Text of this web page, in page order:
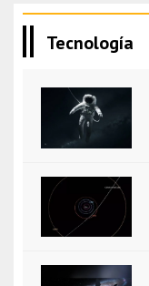
Tecnología